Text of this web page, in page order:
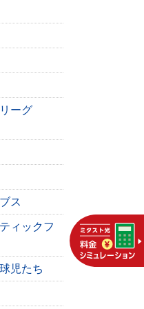
ーグ
ス
ィックフ
児たち